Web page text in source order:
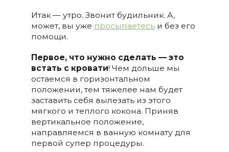
Итак — утро. Звонит будильник. А,
может, вы уже просыпаетесьи без его
помощи.
Первое, что нужно сделать — это
встать с кровати! Чем дольше мы
остаемся в горизонтальном
положении, тем тяжелее нам будет
заставить себя вылезать из этого
мягкого и теплого кокона. Приняв
вертикальное положение,
направляемся в ванную комнату для
первой супер процедуры.